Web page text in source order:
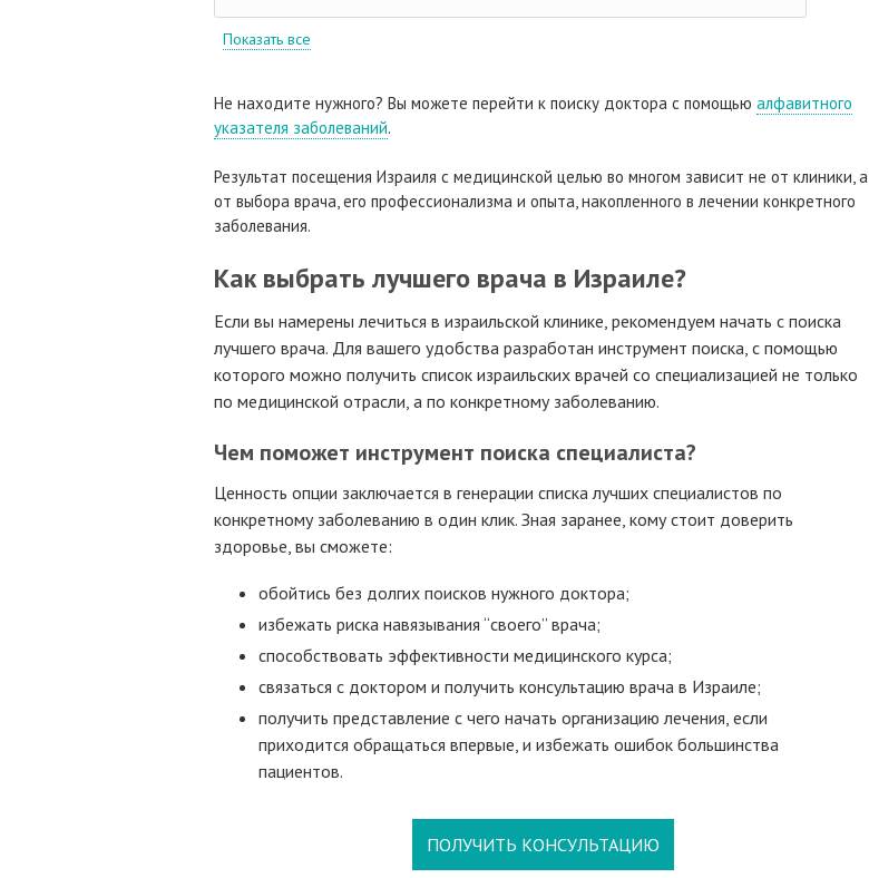
Показать все
Не находите нужного? Вы можете перейти к поиску доктора с помощью алфавитного
указателя заболеваний.
Результат посещения Израиля с медицинской целью во многом зависит не от клиники, а
от выбора врача, его профессионализма и опыта, накопленного в лечении конкретного
заболевания.
Как выбрать лучшего врача в Израиле?
Если вы намерены лечиться в израильской клинике, рекомендуем начать с поиска
лучшего врача. Для вашего удобства разработан инструмент поиска, с помощью
которого можно получить список израильских врачей со специализацией не только
по медицинской отрасли, а по конкретному заболеванию.
Чем поможет инструмент поиска специалиста?
Ценность опции заключается в генерации списка лучших специалистов по
конкретному заболеванию в один клик. Зная заранее, кому стоит доверить
здоровье, вы сможете:
обойтись без долгих поисков нужного доктора;
избежать риска навязывания “своего” врача;
способствовать эффективности медицинского курса;
связаться с доктором и получить консультацию врача в Израиле;
получить представление с чего начать организацию лечения, если
приходится обращаться впервые, и избежать ошибок большинства
пациентов.
ПОЛУЧИТЬ КОНСУЛЬТАЦИЮ